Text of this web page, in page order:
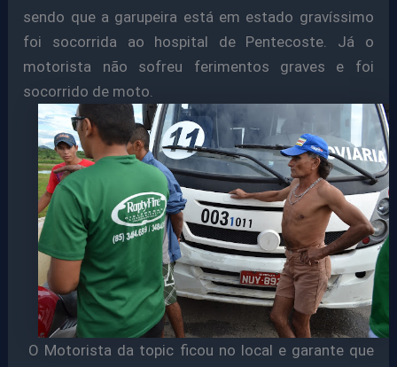
sendo que a garupeira está em estado gravíssimo
foi socorrida ao hospital de Pentecoste. Já o
motorista não sofreu ferimentos graves e foi
socorrido de moto.
O Motorista da topic ficou no local e garante que